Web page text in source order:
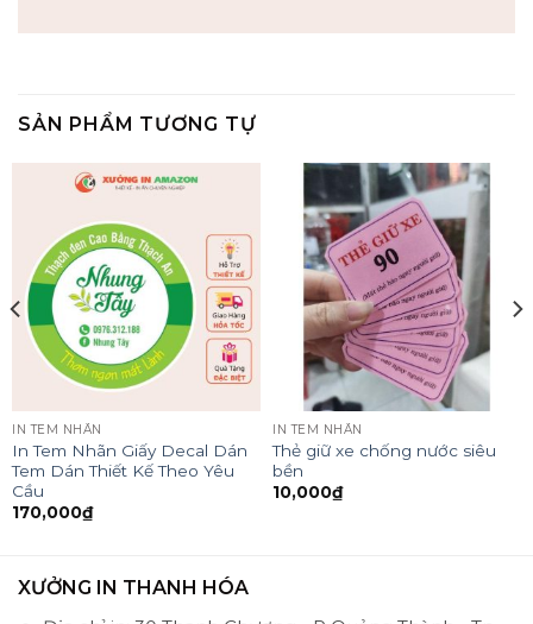
SẢN PHẨM TƯƠNG TỰ
IN TEM NHÃN
In Tem Nhãn Giấy Decal Dán
Tem Dán Thiết Kế Theo Yêu
Cầu
170,000₫
IN TEM NHÃN
Thẻ giữ xe chống nước siêu
bền
10,000₫
XƯỞNG IN THANH HÓA